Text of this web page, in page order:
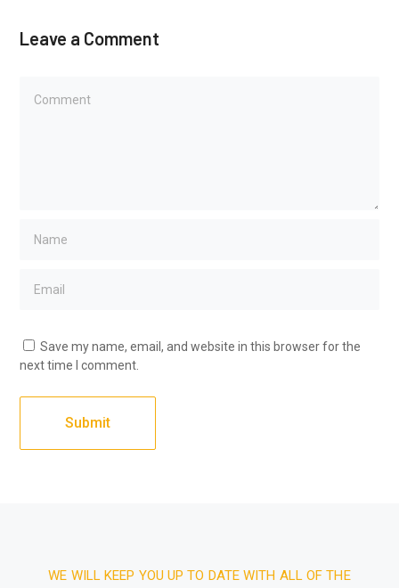
Leave a Comment
Save my name, email, and website in this browser for the
next time I comment.
WE WILL KEEP YOU UP TO DATE WITH ALL OF THE